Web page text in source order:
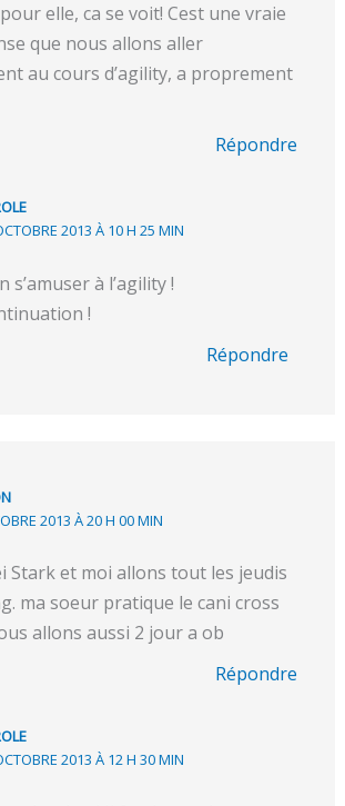
elle, ca se voit! Cest une vraie
que nous allons aller
au cours d’agility, a proprement
Répondre
2013 À 10 H 25 MIN
s’amuser à l’agility !
!
Répondre
2013 À 20 H 00 MIN
Stark et moi allons tout les jeudis
ma soeur pratique le cani cross
allons aussi 2 jour a ob
Répondre
2013 À 12 H 30 MIN